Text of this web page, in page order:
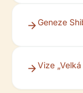
Geneze
Vize